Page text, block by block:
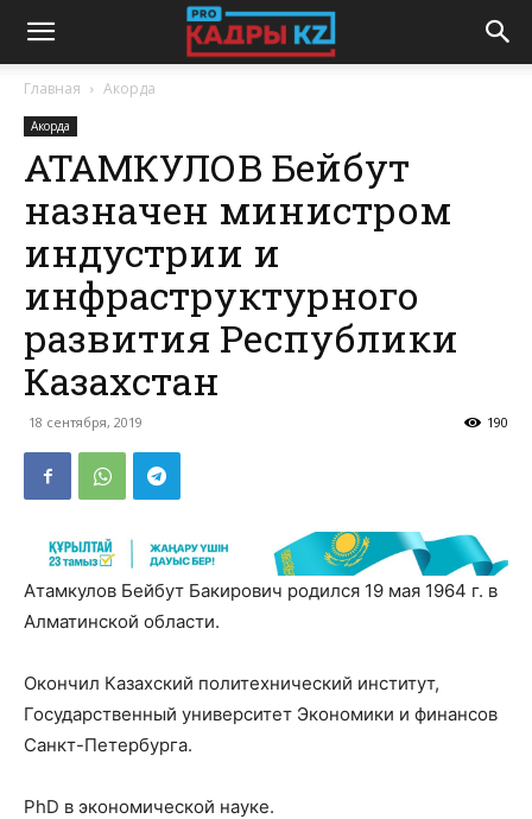
Главная Акорда
Акорда
АТАМКУЛОВ Бейбут
назначен министром
индустрии и
инфраструктурного
развития Республики
Казахстан
18 сентября, 2019 190
Атамкулов Бейбут Бакирович родился 19 мая 1964 г. в
Алматинской области.
Окончил Казахский политехнический институт,
Государственный университет Экономики и финансов
Санкт-Петербурга.
PhD в экономической науке.